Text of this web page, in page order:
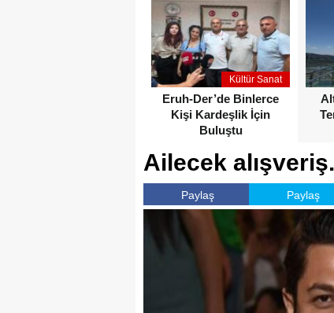
İş İlanları
Kültür Sanat
Eruh-Der’de Binlerce
Kişi Kardeşlik İçin
Buluştu
Ailecek
Paylaş Paylaş